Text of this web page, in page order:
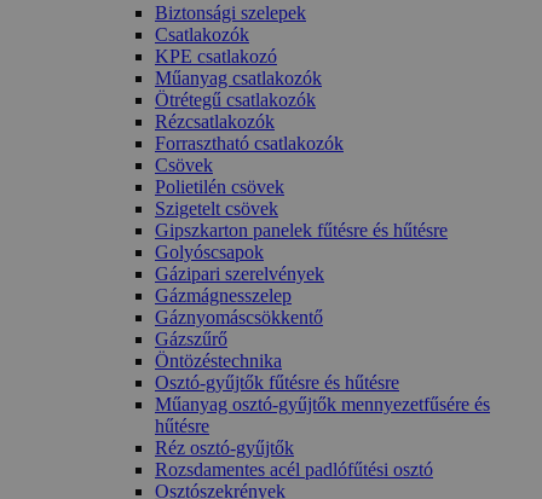
Biztonsági szelepek
Csatlakozók
KPE csatlakozó
Műanyag csatlakozók
Ötrétegű csatlakozók
Rézcsatlakozók
Forrasztható csatlakozók
Csövek
Polietilén csövek
Szigetelt csövek
Gipszkarton panelek fűtésre és hűtésre
Golyóscsapok
Gázipari szerelvények
Gázmágnesszelep
Gáznyomáscsökkentő
Gázszűrő
Öntözéstechnika
Osztó-gyűjtők fűtésre és hűtésre
Műanyag osztó-gyűjtők mennyezetfűsére és
hűtésre
Réz osztó-gyűjtők
Rozsdamentes acél padlófűtési osztó
Osztószekrények